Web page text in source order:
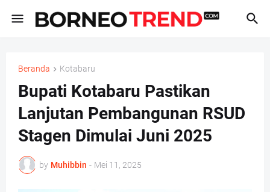
Beranda Kotabaru
Bupati Kotabaru Pastikan
Lanjutan Pembangunan RSUD
Stagen Dimulai Juni 2025
by Muhibbin - Mei 11, 2025